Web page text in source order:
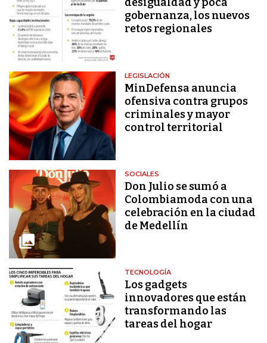
gobernanza, los nuevos
retos regionales
LEGISLACIÓN
MinDefensa anuncia
ofensiva contra grupos
criminales y mayor
control territorial
SOCIALES
Don Julio se sumó a
Colombiamoda con una
celebración en la ciudad
de Medellín
TECNOLOGÍA
Los gadgets
innovadores que están
transformando las
tareas del hogar